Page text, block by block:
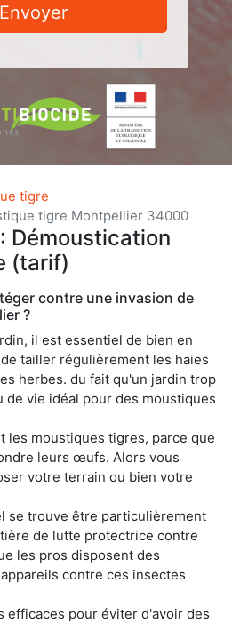
Envoyer
tigre
tigre Montpellier 34000
Démoustication
(tarif)
contre une invasion de
?
il est essentiel de bien en
tailler régulièrement les haies
herbes. du fait qu'un jardin trop
vie idéal pour des moustiques
les moustiques tigres, parce que
leurs œufs. Alors vous
votre terrain ou bien votre
se trouve être particulièrement
de lutte protectrice contre
les pros disposent des
contre ces insectes
efficaces pour éviter d'avoir des